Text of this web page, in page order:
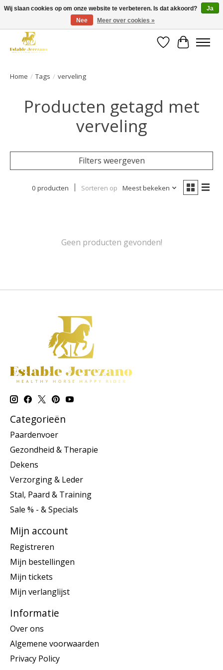
Gratis verzending vanaf €49 op een groot deel van ons assortiment
Verlanglijst
Home / Tags / verveling
Producten getagd met
verveling
Filters weergeven
0 producten Sorteren op Meest bekeken
Geen producten gevonden!
Categorieën
Paardenvoer
Gezondheid & Therapie
Dekens
Verzorging & Leder
Stal, Paard & Training
Sale % - & Specials
Mijn account
Registreren
Mijn bestellingen
Mijn tickets
Mijn verlanglijst
Informatie
Over ons
Algemene voorwaarden
Privacy Policy
Wij slaan cookies op om onze website te verbeteren. Is dat akkoord?
Ja
Nee
Meer over cookies »